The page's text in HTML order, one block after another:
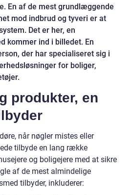
En af de mest grundlæggende
mod indbrud og tyveri er at
Det er her, en
kommer ind i billedet. En
der har specialiseret sig i
for boliger,
produkter, en
når nøgler mistes eller
tilbyde en lang række
og boligejere med at sikre
af de mest almindelige
tilbyder, inkluderer: